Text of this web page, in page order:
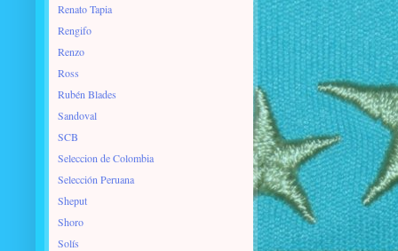
Renato Tapia
Rengifo
Renzo
Ross
Rubén Blades
Sandoval
SCB
Seleccion de Colombia
Selección Peruana
Sheput
Shoro
Solís